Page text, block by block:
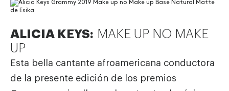
ALICIA KEYS: MAKE UP NO MAKE
UP
Esta bella cantante afroamericana conductora
de la presente edición de los premios